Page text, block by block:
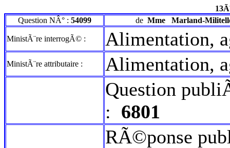
Question NÂ° : 54099 de Mme Marland-
MinistÃ¨re interrogÃ© : Alimentation,
MinistÃ¨re attributaire :
Alimentation,
Question
: 6801
RÃ©ponse